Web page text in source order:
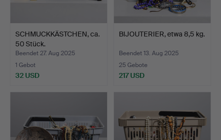
SCHMUCKKÄSTCHEN, ca.
50 Stück.
Beendet 27. Aug 2025
1 Gebot
32 USD
BIJOUTERIER, etwa 8,5 kg.
Beendet 13. Aug 2025
25 Gebote
217 USD